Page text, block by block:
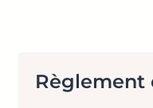
Règlement